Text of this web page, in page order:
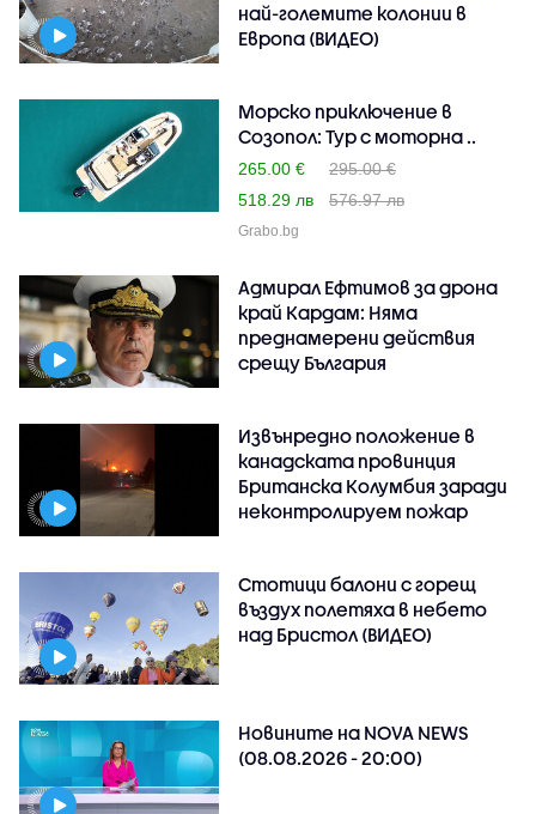
най-големите колонии в
Европа (ВИДЕО)
Морско приключение в
Созопол: Тур с моторна ..
265.00 €
295.00 €
518.29 лв
576.97 лв
Grabo.bg
Адмирал Ефтимов за дрона
край Кардам: Няма
преднамерени действия
срещу България
Извънредно положение в
канадската провинция
Британска Колумбия заради
неконтролируем пожар
Стотици балони с горещ
въздух полетяха в небето
над Бристол (ВИДЕО)
Новините на NOVA NEWS
(08.08.2026 - 20:00)